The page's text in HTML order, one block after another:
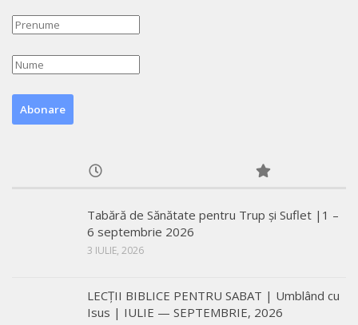
Tabără de Sănătate pentru Trup și Suflet |1 –
6 septembrie 2026
3 IULIE, 2026
LECŢII BIBLICE PENTRU SABAT | Umblând cu
Isus | IULIE — SEPTEMBRIE, 2026